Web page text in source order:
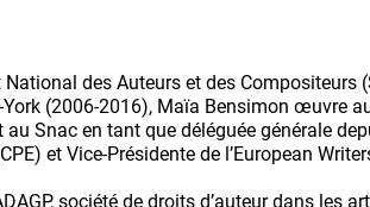
des Auteurs et des Compositeurs
(2006-2016), Maïa Bensimon œuvre
Snac en tant que déléguée générale
et Vice-Présidente de l’European
société de droits d’auteur dans les